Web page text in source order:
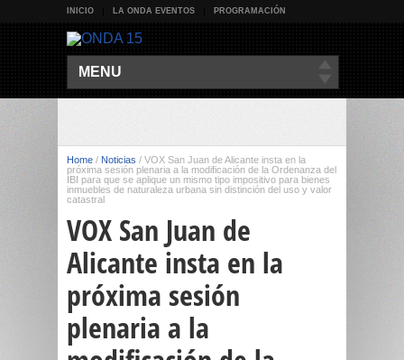
INICIO LA ONDA EVENTOS PROGRAMACIÓN
MENU
Home / Noticias / VOX San Juan de Alicante insta en la
próxima sesión plenaria a la modificación de la Ordenanza del
IBI para que se aplique un mismo tipo impositivo para bienes
inmuebles de naturaleza urbana sin distinción del uso y valor
catastral
VOX San Juan de
Alicante insta en la
próxima sesión
plenaria a la